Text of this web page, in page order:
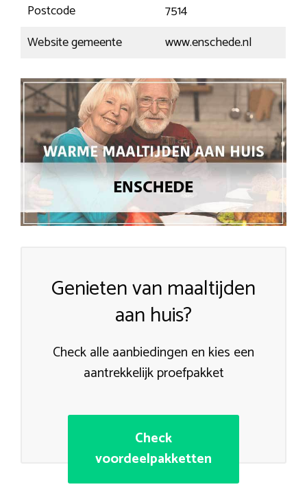
Postcode
7514
Website gemeente
www.enschede.nl
Genieten van maaltijden
aan huis?
Check alle aanbiedingen en kies een
aantrekkelijk proefpakket
Check
voordeelpakketten